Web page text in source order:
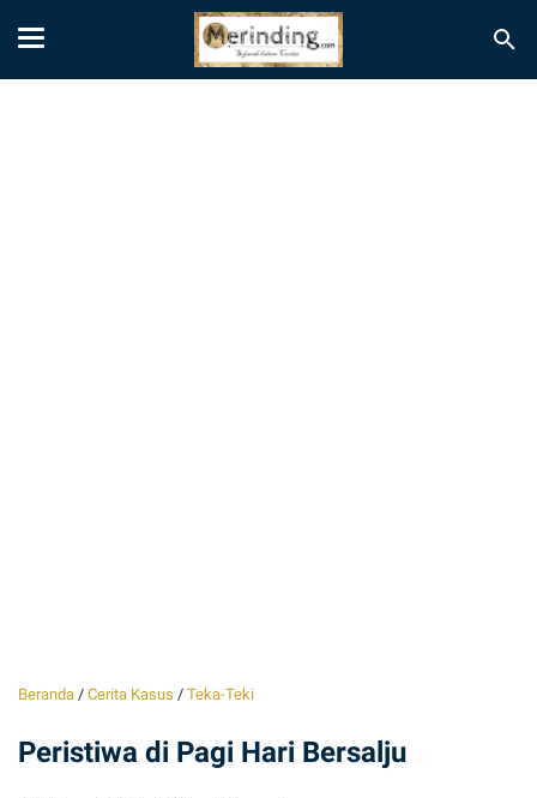
Beranda / Cerita Kasus / Teka-Teki
Peristiwa di Pagi Hari Bersalju